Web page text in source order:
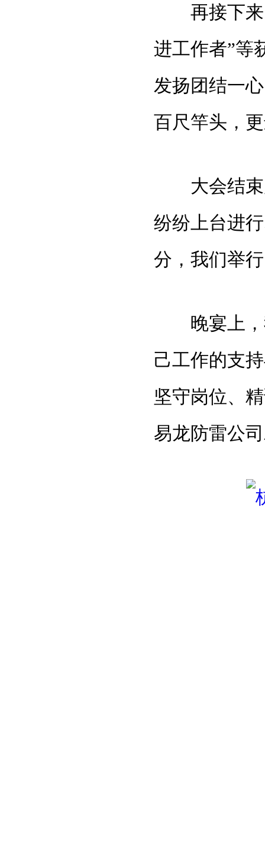
再接下来
进工作者”等
发扬团结一
百尺竿头，
大会结束
纷纷上台进
分，我们举
晚宴上，
己工作的支
坚守岗位、
易龙防雷公